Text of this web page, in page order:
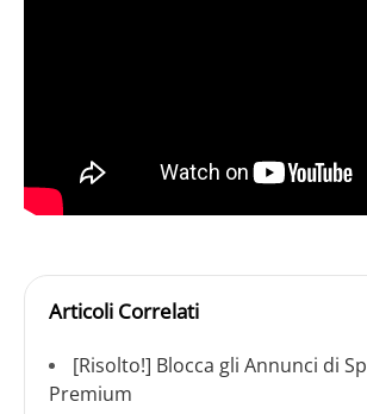
Articoli Correlati
[Risolto!] Blocca gli Annunci di
Premium